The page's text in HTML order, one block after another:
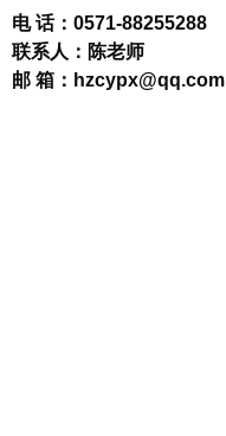
电 话： 0571-88255288
联系人： 陈老师
邮 箱： hzcypx@qq.com